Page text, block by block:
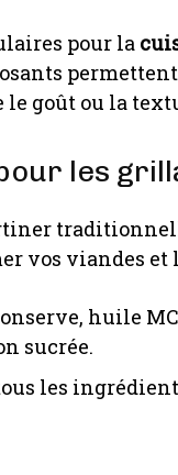
pour la
goût ou la
les
vos viandes et
huile
sucrée.
les